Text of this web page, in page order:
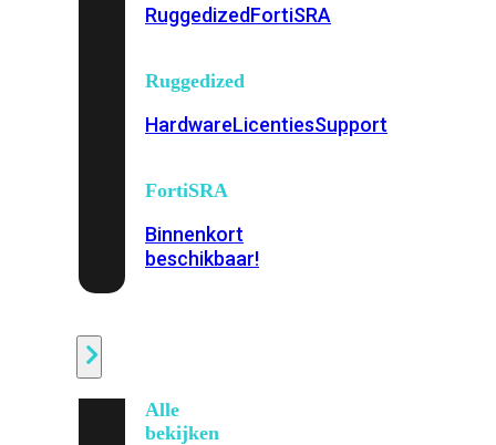
RuggedizedFortiSRA
Ruggedized
HardwareLicentiesSupport
FortiSRA
Binnenkort
beschikbaar!
Alle
bekijken